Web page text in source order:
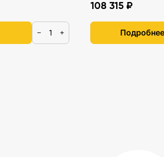
− +
108 315 ₽
Подробнее